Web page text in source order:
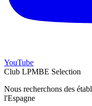
YouTube
Club LPMBE Selection
Nous recherchons des
l'Espagne